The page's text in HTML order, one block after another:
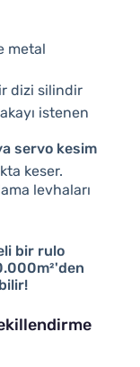
metal
dizi silindir
istenen
servo kesim
keser.
levhaları
bir rulo